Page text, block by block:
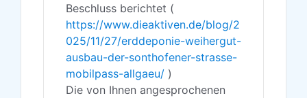
Beschluss berichtet (
https://www.dieaktiven.de/blog/2
025/11/27/erddeponie-weihergut-
ausbau-der-sonthofener-strasse-
mobilpass-allgaeu/ )
Die von Ihnen angesprochenen